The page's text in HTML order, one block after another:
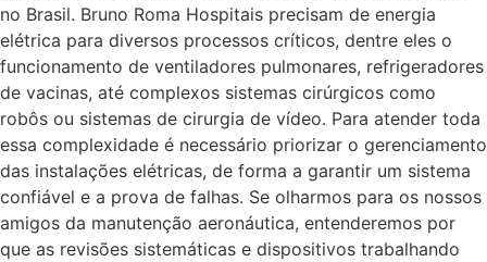
no Brasil. Bruno Roma Hospitais precisam de energia
elétrica para diversos processos críticos, dentre eles o
funcionamento de ventiladores pulmonares, refrigeradores
de vacinas, até complexos sistemas cirúrgicos como
robôs ou sistemas de cirurgia de vídeo. Para atender toda
essa complexidade é necessário priorizar o gerenciamento
das instalações elétricas, de forma a garantir um sistema
confiável e a prova de falhas. Se olharmos para os nossos
amigos da manutenção aeronáutica, entenderemos por
que as revisões sistemáticas e dispositivos trabalhando